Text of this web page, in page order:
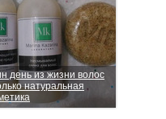
день из жизни волос
натуральная